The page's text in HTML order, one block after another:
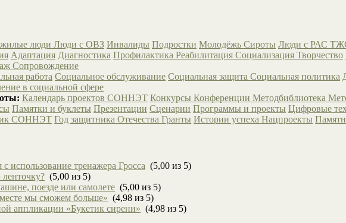
люди Люди с ОВЗ Инвалиды Подростки Молодёжь Сироты Люди с РАС
Адаптация Диагностика Профилактика Реабилитация Социализация Творчество
Сопровождение
работа Социальное обслуживание Социальная защита Социальная политика
в социальной сфере
Календарь проектов СОННЭТ Конкурсы Конференции Методбиблиотека
Памятки и буклеты Презентации Сценарии Программы и проекты Цифровые
СОННЭТ Год защитника ОтечестваГранты Истории успехаНацпроекты
использование тренажера Гросса (5,00 из 5)
ленточку? (5,00 из 5)
поезде или самолете (5,00 из 5)
мы сможем больше» (4,98 из 5)
аппликации «Букетик сирени» (4,98 из 5)